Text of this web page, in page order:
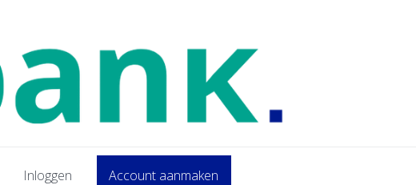
Inloggen Account aanmaken